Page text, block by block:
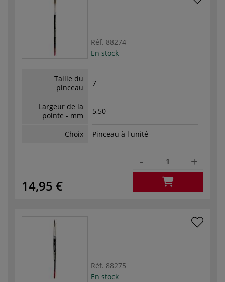
Réf. 88274
En stock
Taille du
pinceau
7
Largeur de la
pointe - mm
5,50
Choix Pinceau à l'unité
14,95 €
- +
Réf. 88275
En stock